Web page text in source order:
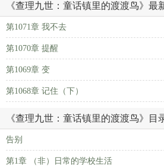
《查理九世：童话镇里的渡渡鸟》最
第1071章 我不去
第1070章 提醒
第1069章 变
第1068章 记住（下）
《查理九世：童话镇里的渡渡鸟》目
告别
第1章 （非）日常的学校生活